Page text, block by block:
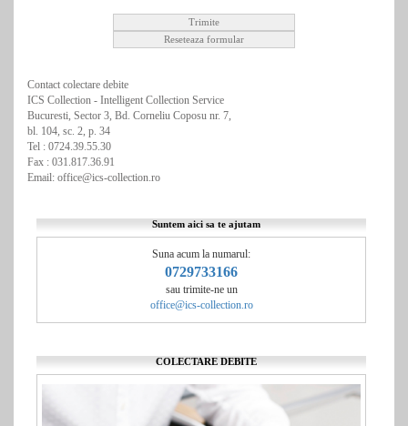
Contact colectare debite
ICS Collection - Intelligent Collection Service
Bucuresti, Sector 3, Bd. Corneliu Coposu nr. 7,
bl. 104, sc. 2, p. 34
Tel : 0724.39.55.30
Fax : 031.817.36.91
Email: office@ics-collection.ro
Suntem aici sa te ajutam
Suna acum la numarul:
0729733166
sau trimite-ne un
office@ics-collection.ro
COLECTARE DEBITE